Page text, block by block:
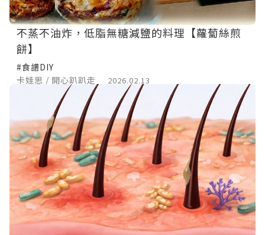
不蒸不油炸，低脂無糖減鹽的料理【蘿蔔絲煎
餅】
#食譜DIY
卡娃思 / 開心趴趴走
2026.02.13